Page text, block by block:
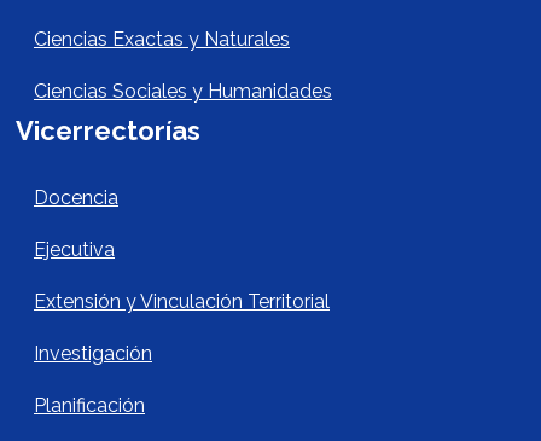
Ciencias Exactas y Naturales
Ciencias Sociales y Humanidades
Vicerrectorías
Vicerrectorías
Docencia
Ejecutiva
Extensión y Vinculación Territorial
Investigación
Planificación